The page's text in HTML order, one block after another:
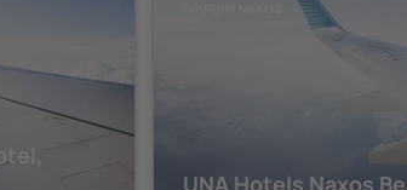
UNA Hotels Naxos